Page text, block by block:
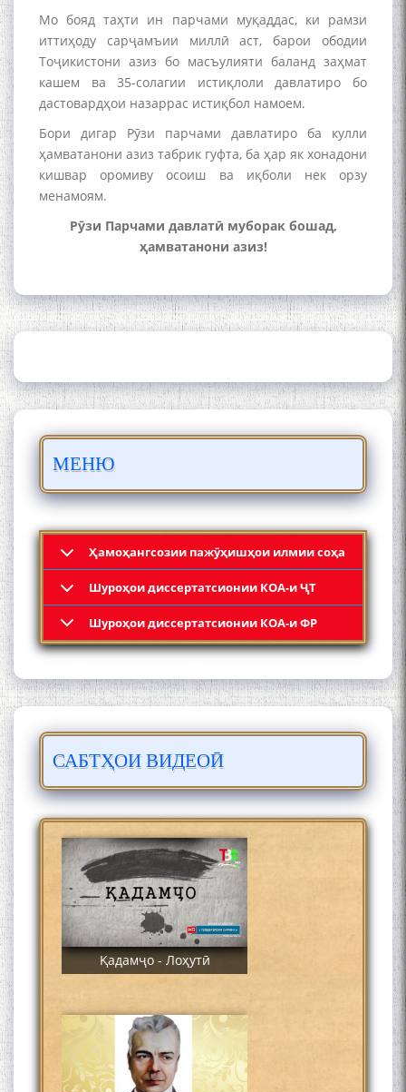
Мо бояд таҳти ин парчами муқаддас, ки рамзи
иттиҳоду сарҷамъии миллӣ аст, барои ободии
Тоҷикистони азиз бо масъулияти баланд заҳмат
кашем ва 35-солагии истиқлоли давлатиро бо
дастовардҳои назаррас истиқбол намоем.
Бори дигар Рӯзи парчами давлатиро ба кулли
ҳамватанони азиз табрик гуфта, ба ҳар як хонадони
кишвар оромиву осоиш ва иқболи нек орзу
менамоям.
Рӯзи Парчами давлатӣ муборак бошад,
ҳамватанони азиз!
МЕНЮ
Ҳамоҳангсозии пажӯҳишҳои илмии соҳа
Шyроҳои диссертатсионии КОА-и ҶТ
Шyроҳои диссертатсионии КОА-и ФР
САБТҲОИ ВИДЕОӢ
Кадамчо Худои Шарифзода
Сайре дар Осорхона
Осорхонаи адабии
Қадамҷо: Муҳаммадҷон
Раҳимӣ
ЛОҲУТӢ - ФИЛМИ
МУСТАНАД
Қадамҷо - Лоҳутӣ